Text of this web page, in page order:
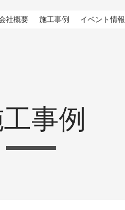
社概要 施工事例 イベント情報
事例